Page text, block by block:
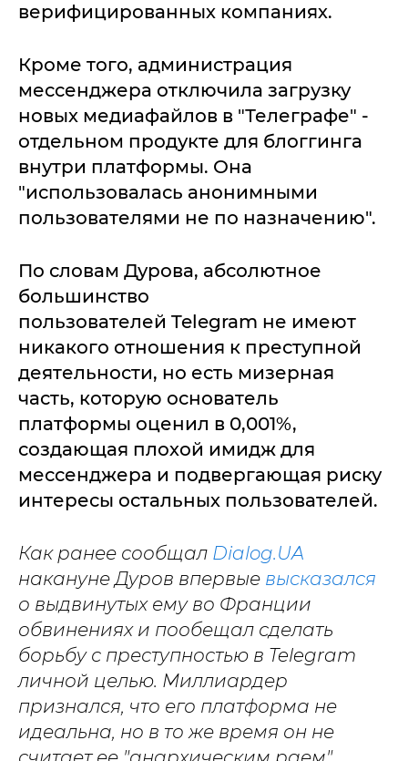
верифицированных компаниях.
Кроме того, администрация
мессенджера отключила загрузку
новых медиафайлов в "Телеграфе" -
отдельном продукте для блоггинга
внутри платформы. Она
"использовалась анонимными
пользователями не по назначению".
По словам Дурова, абсолютное
большинство
пользователей Telegram не имеют
никакого отношения к преступной
деятельности, но есть мизерная
часть, которую основатель
платформы оценил в 0,001%,
создающая плохой имидж для
мессенджера и подвергающая риску
интересы остальных пользователей.
Как ранее сообщал Dialog.UA
накануне Дуров впервые высказался
о выдвинутых ему во Франции
обвинениях и пообещал сделать
борьбу с преступностью в Telegram
личной целью. Миллиардер
признался, что его платформа не
идеальна, но в то же время он не